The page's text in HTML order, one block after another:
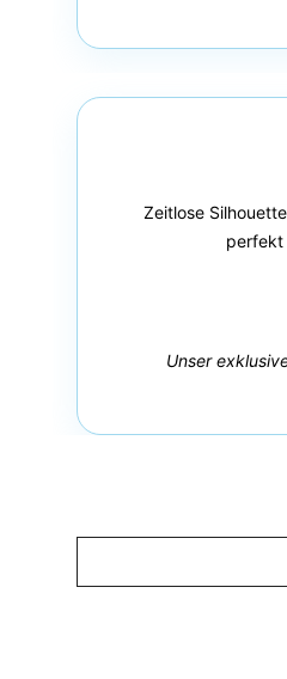
Zeitlose
perfekt
Unser